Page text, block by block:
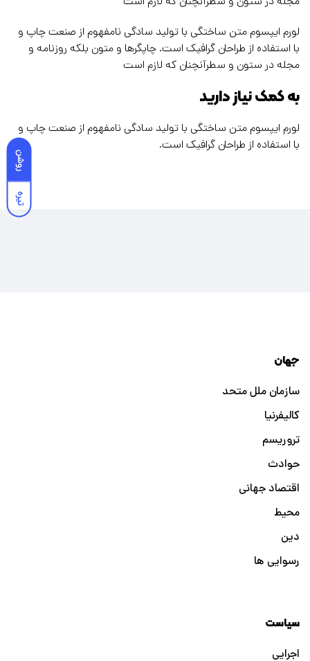
روشن
تیره
لورم ایپسوم متن ساختگی با تولید سادگی نامفهوم از صنعت چاپ و
با استفاده از طراحان گرافیک است. چاپگرها و متون بلکه روزنامه و
مجله در ستون و سطرآنچنان که لازم است
به کمک نیاز دارید
لورم ایپسوم متن ساختگی با تولید سادگی نامفهوم از صنعت چاپ و
با استفاده از طراحان گرافیک است.
جهان
سازمان ملل متحد
کالیفرنیا
تروریسم
حوادث
اقتصاد جهانی
محیط
دین
رسوایی ها
سیاست
اجرایی